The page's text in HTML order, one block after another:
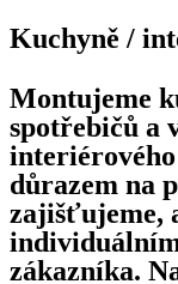
Kuchyně /
Montujeme
spotřebičů a
důrazem na
zajišťujeme,
zákazníka.